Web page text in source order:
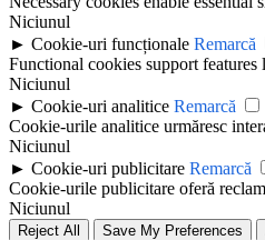
Niciunul
► Cookie-uri funcționale Remarcă
Functional cookies support
Niciunul
► Cookie-uri analitice Remarcă
Cookie-urile analitice urmăresc
Niciunul
► Cookie-uri publicitare Remarcă
Cookie-urile publicitare oferă
Niciunul
Reject All Save My Preferences